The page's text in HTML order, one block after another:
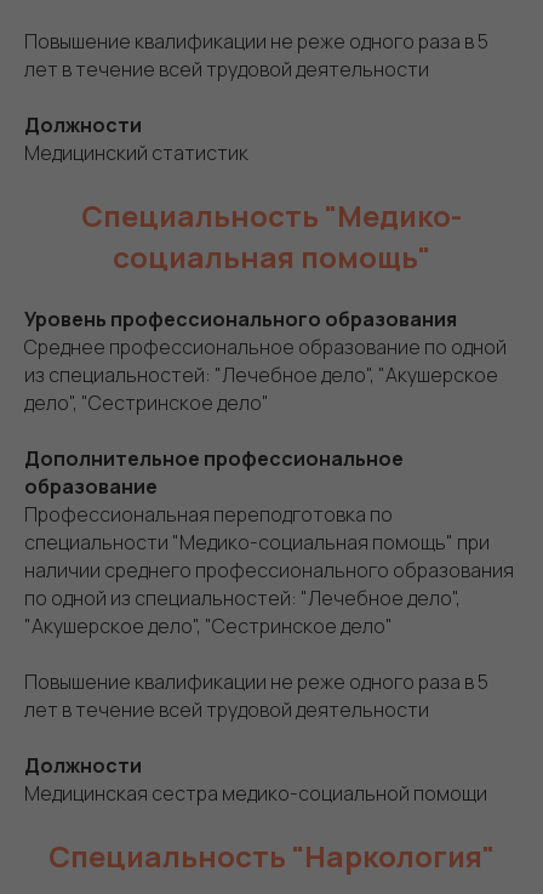
Повышение квалификации не реже одного раза в 5
лет в течение всей трудовой деятельности
Должности
Медицинский статистик
Специальность "Медико-
социальная помощь"
Уровень профессионального образования
Среднее профессиональное образование по одной
из специальностей: "Лечебное дело", "Акушерское
дело", "Сестринское дело"
Дополнительное профессиональное
образование
Профессиональная переподготовка по
специальности "Медико-социальная помощь" при
наличии среднего профессионального образования
по одной из специальностей: "Лечебное дело",
"Акушерское дело", "Сестринское дело"
Повышение квалификации не реже одного раза в 5
лет в течение всей трудовой деятельности
Должности
Медицинская сестра медико-социальной помощи
Специальность "Наркология"